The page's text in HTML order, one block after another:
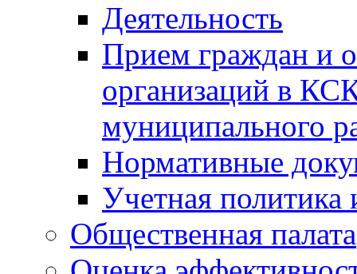
Деятельность
Прием граждан и
организаций в
муниципального
Нормативные
Учетная политика
Общественная палата